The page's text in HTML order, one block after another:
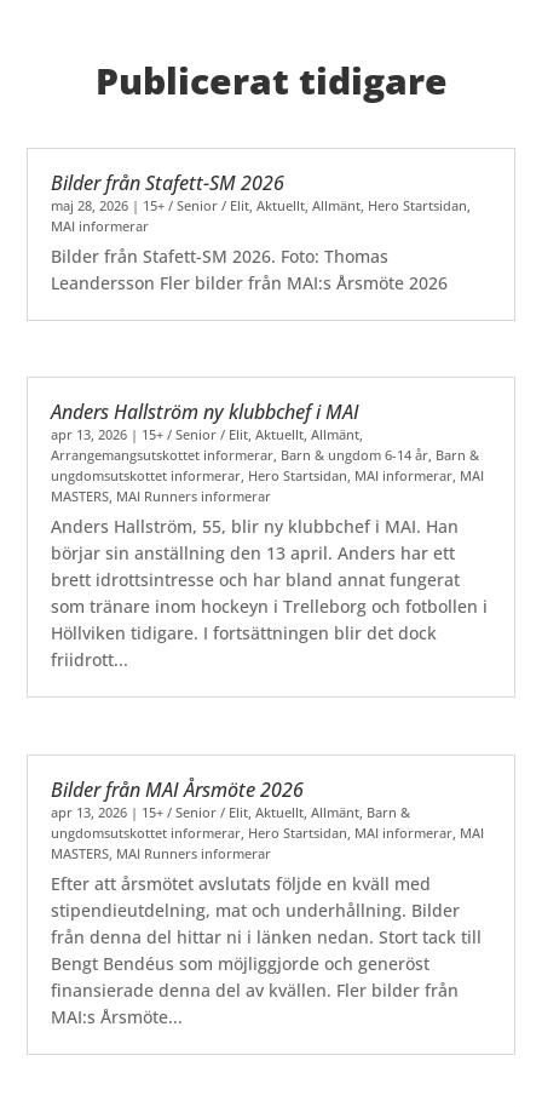
Publicerat tidigare
Bilder från Stafett-SM 2026
maj 28, 2026 | 15+ / Senior / Elit,Aktuellt,Allmänt, Hero Startsidan,
MAI informerar
Bilder från Stafett-SM 2026. Foto: Thomas
Leandersson Fler bilder från MAI:s Årsmöte 2026
Anders Hallström ny klubbchef i MAI
apr 13, 2026 | 15+ / Senior / Elit,Aktuellt,Allmänt,
Arrangemangsutskottet informerar, Barn & ungdom 6-14 år, Barn &
ungdomsutskottet informerar, Hero Startsidan, MAI informerar, MAI
MASTERS, MAI Runners informerar
Anders Hallström, 55, blir ny klubbchef i MAI. Han
börjar sin anställning den 13 april. Anders har ett
brett idrottsintresse och har bland annat fungerat
som tränare inom hockeyn i Trelleborg och fotbollen i
Höllviken tidigare. I fortsättningen blir det dock
friidrott...
Bilder från MAI Årsmöte 2026
apr 13, 2026 | 15+ / Senior / Elit ,Aktuellt ,Allmänt Barn &
ungdomsutskottet informerar Hero Startsidan MAI informerar MAI
MASTERS MAI Runners informerar
Efter att årsmötet avslutats följde en kväll med
stipendieutdelning, mat och underhållning. Bilder
från denna del hittar ni i länken nedan. Stort tack till
Bengt Bendéus som möjliggjorde och generöst
finansierade denna del av kvällen. Fler bilder från
MAI:s Årsmöte...